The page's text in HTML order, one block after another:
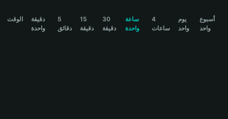
বাংলাالوقت
دقيقة
واحدة
5
دقائق
15
دقيقة
30
دقيقة
ساعة
واحدة
4
ساعات
يوم
واحد
أسبوع
واحد